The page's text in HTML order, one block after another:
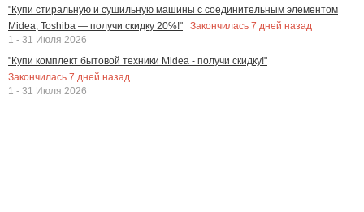
"Купи стиральную и сушильную машины с соединительным элементом
Midea, Toshiba — получи скидку 20%!"
Закончилась 7 дней назад
1 - 31 Июля 2026
"Купи комплект бытовой техники Midea - получи скидку!"
Закончилась 7 дней назад
1 - 31 Июля 2026